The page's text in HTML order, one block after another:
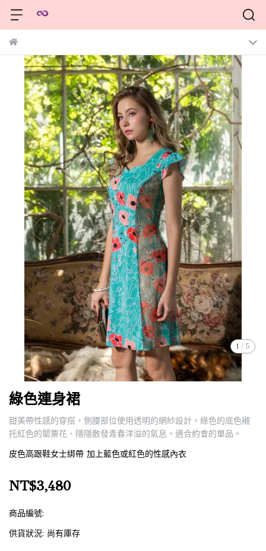
1 / 5
綠色連身裙
甜美帶性感的穿搭，側腰部位使用透明的網紗設計。綠色的底色襯
托紅色的罌粟花、隱隱散發青春洋溢的氣息。適合約會的單品。
皮色高跟鞋女士綁帶 加上藍色或紅色的性感內衣
NT$3,480
商品編號:
供貨狀況: 尚有庫存